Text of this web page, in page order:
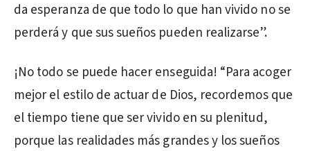
da esperanza de que todo lo que han vivido no se
perderá y que sus sueños pueden realizarse”.
¡No todo se puede hacer enseguida! “Para acoger
mejor el estilo de actuar de Dios, recordemos que
el tiempo tiene que ser vivido en su plenitud,
porque las realidades más grandes y los sueños